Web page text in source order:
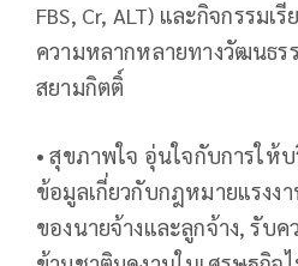
FBS, Cr, ALT) และกิจกรรม
ความหลากหลายทางวัฒนธร
สยามกิตติ์
• สุขภาพใจ อุ่นใจกับการให้
ข้อมูลเกี่ยวกับกฎหมายแรงง
ของนายจ้างและลูกจ้าง, รับค